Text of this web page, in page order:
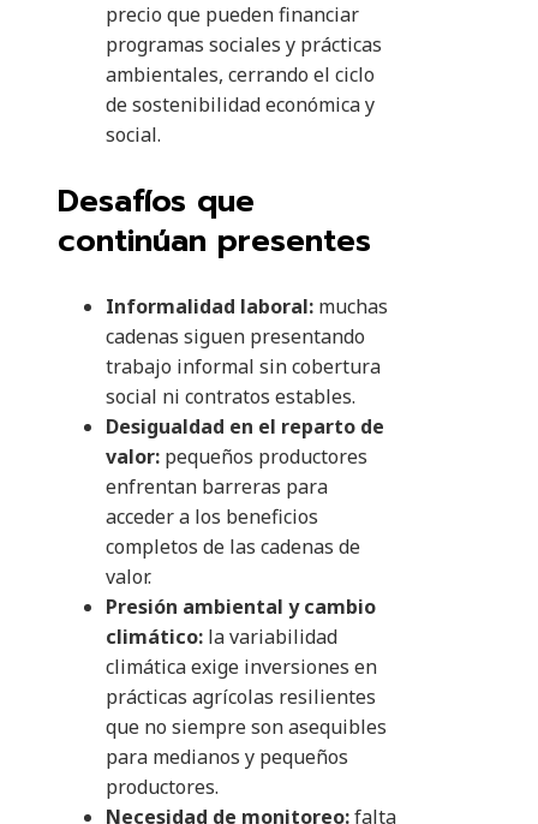
precio que pueden financiar
programas sociales y prácticas
ambientales, cerrando el ciclo
de sostenibilidad económica y
social.
Desafíos que
continúan presentes
Informalidad laboral: muchas
cadenas siguen presentando
trabajo informal sin cobertura
social ni contratos estables.
Desigualdad en el reparto de
valor: pequeños productores
enfrentan barreras para
acceder a los beneficios
completos de las cadenas de
valor.
Presión ambiental y cambio
climático: la variabilidad
climática exige inversiones en
prácticas agrícolas resilientes
que no siempre son asequibles
para medianos y pequeños
productores.
Necesidad de monitoreo:falta